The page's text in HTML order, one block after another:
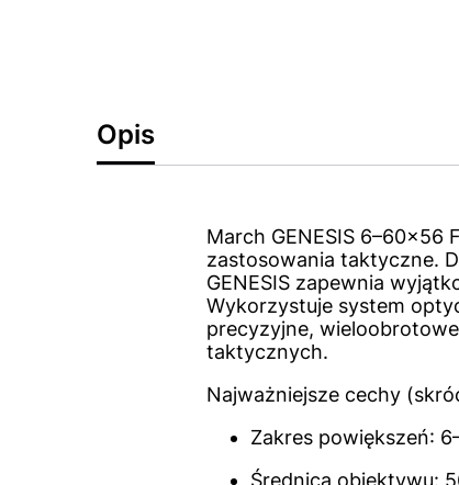
Opis
March GENESIS 6–60x56
zastosowania taktyczne.
GENESIS zapewnia
Wykorzystuje system
precyzyjne,
taktycznych.
Najważniejsze cechy
Zakres powiększeń:
Średnica obiektywu: